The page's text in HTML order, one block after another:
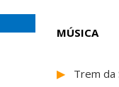
MÚSICA
▶ Trem da